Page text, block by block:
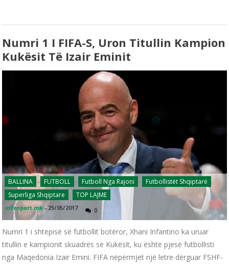
Numri 1 I FIFA-S, Uron Titullin Kampion
Kukësit Të Izair Eminit
BALLINA FUTBOLL Futboll Nga Rajoni
Futbollistët Shqiptarë
Superliga Shqiptare
TOP LAJME
infosport.mk -25/05/2017 0
Numri 1 i shtëpisë së futbollit botëror, Xhani Infantino ka uruar
titullin e kampionit skuadrës së Kukësit, ku është pjesë futbollisti
nga Maqedonia Izair Emini. FIFA nëpërmjet një letre dërguar FSHF-